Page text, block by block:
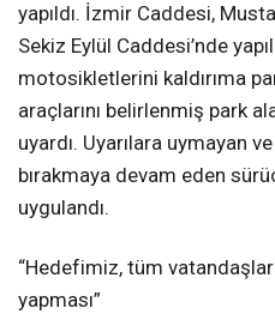
yapıldı. İzmir Caddesi,
Sekiz Eylül Caddesi’nde
motosikletlerini kaldırıma
araçlarını belirlenmiş park
uyardı. Uyarılara uymayan
bırakmaya devam eden
uygulandı.
“Hedefimiz, tüm
yapması”